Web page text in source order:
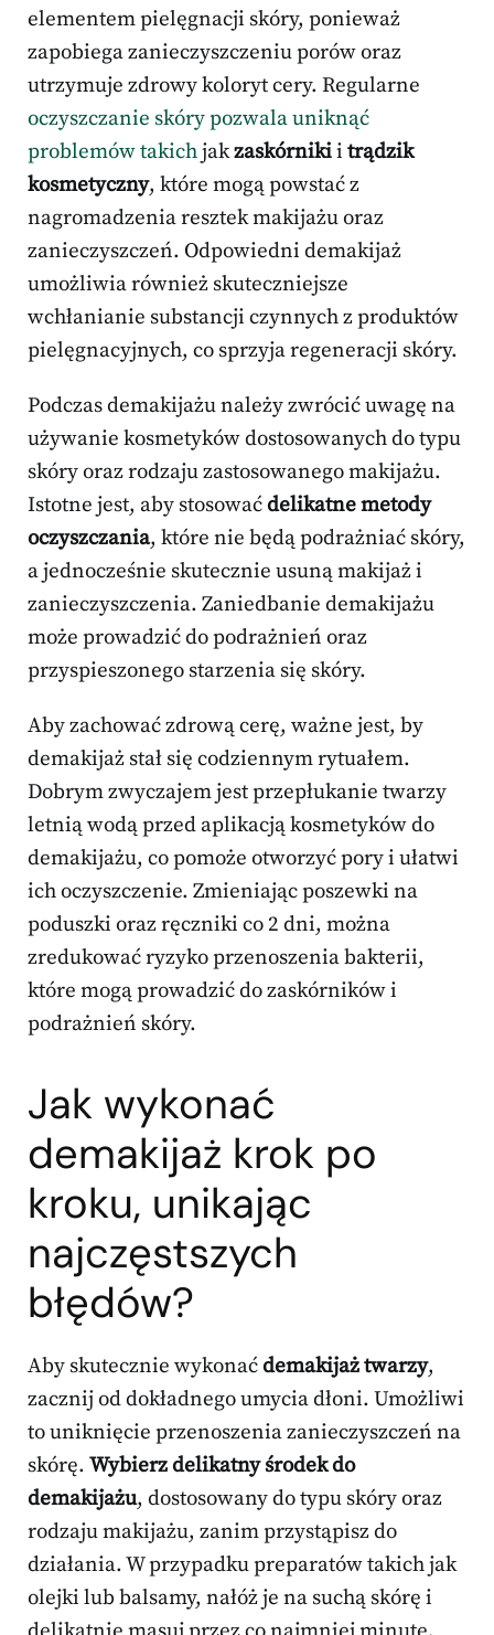
elementem pielęgnacji skóry, ponieważ
zapobiega zanieczyszczeniu porów oraz
utrzymuje zdrowy koloryt cery. Regularne
oczyszczanie skóry pozwala uniknąć
problemów takichjakzaskórnikii trądzik
kosmetyczny, które mogą powstać z
nagromadzenia resztek makijażu oraz
zanieczyszczeń. Odpowiedni demakijaż
umożliwia również skuteczniejsze
wchłanianie substancji czynnych z produktów
pielęgnacyjnych, co sprzyja regeneracji skóry.
Podczas demakijażu należy zwrócić uwagę na
używanie kosmetyków dostosowanych do typu
skóry oraz rodzaju zastosowanego makijażu.
Istotne jest, aby stosowaćdelikatne metody
oczyszczania, które nie będą podrażniać skóry,
a jednocześnie skutecznie usuną makijaż i
zanieczyszczenia. Zaniedbanie demakijażu
może prowadzić do podrażnień oraz
przyspieszonego starzenia się skóry.
Aby zachować zdrową cerę, ważne jest, by
demakijaż stał się codziennym rytuałem.
Dobrym zwyczajem jest przepłukanie twarzy
letnią wodą przed aplikacją kosmetyków do
demakijażu, co pomoże otworzyć pory i ułatwi
ich oczyszczenie. Zmieniając poszewki na
poduszki oraz ręczniki co 2 dni, można
zredukować ryzyko przenoszenia bakterii,
które mogą prowadzić do zaskórników i
podrażnień skóry.
Jak wykonać
demakijaż krok po
kroku, unikając
najczęstszych
błędów?
Aby skutecznie wykonaćdemakijaż twarzy,
zacznij od dokładnego umycia dłoni. Umożliwi
to uniknięcie przenoszenia zanieczyszczeń na
skórę. Wybierz delikatny środek do
demakijażu, dostosowany do typu skóry oraz
rodzaju makijażu, zanim przystąpisz do
działania. W przypadku preparatów takich jak
olejki lub balsamy, nałóż je na suchą skórę i